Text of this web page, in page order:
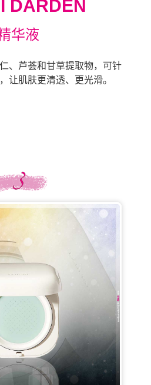
DARDEN
华液
、芦荟和甘草提取物，可针
让肌肤更清透、更光滑。